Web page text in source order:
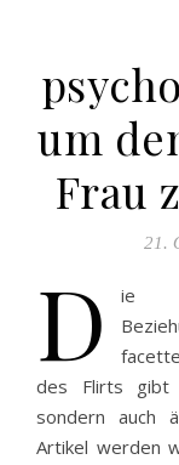
um
Frau
21.
D
ie
des Flirts gibt
sondern auch
Artikel werden